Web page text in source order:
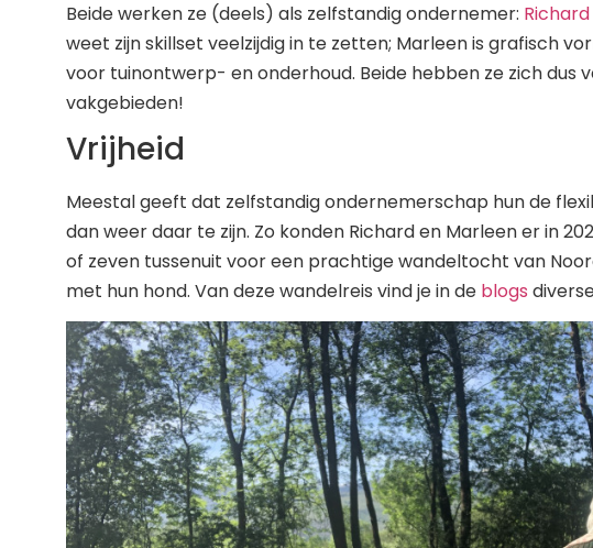
Beide werken ze (deels) als zelfstandig ondernemer:
weet zijn skillset veelzijdig in te zetten; Marleen is grafisch
voor tuinontwerp- en onderhoud. Beide hebben ze zich dus
vakgebieden!
Vrijheid
Meestal geeft dat zelfstandig ondernemerschap hun de
dan weer daar te zijn. Zo konden Richard en Marleen er in
of zeven tussenuit voor een prachtige wandeltocht van
met hun hond. Van deze wandelreis vind je in de blogs